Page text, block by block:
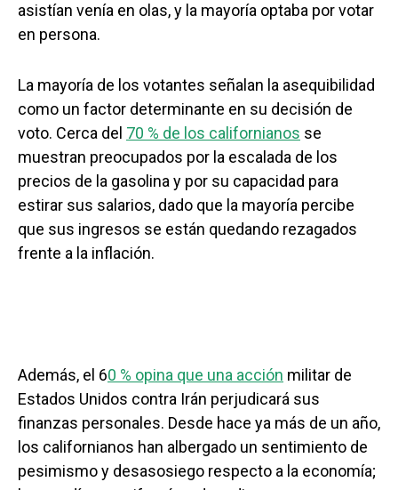
asistían venía en olas, y la mayoría optaba por votar
en persona.
La mayoría de los votantes señalan la asequibilidad
como un factor determinante en su decisión de
voto. Cerca del 70 % de los californianos se
muestran preocupados por la escalada de los
precios de la gasolina y por su capacidad para
estirar sus salarios, dado que la mayoría percibe
que sus ingresos se están quedando rezagados
frente a la inflación.
Además, el 60 % opina que una acción militar de
Estados Unidos contra Irán perjudicará sus
finanzas personales. Desde hace ya más de un año,
los californianos han albergado un sentimiento de
pesimismo y desasosiego respecto a la economía;